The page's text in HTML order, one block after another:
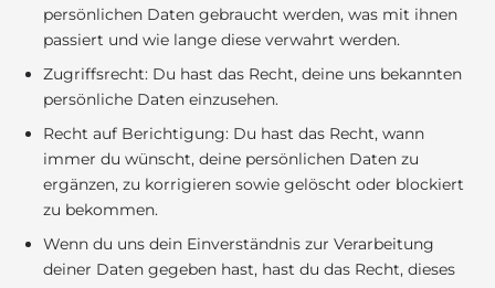
persönlichen Daten gebraucht werden, was mit ihnen
passiert und wie lange diese verwahrt werden.
Zugriffsrecht: Du hast das Recht, deine uns bekannten
persönliche Daten einzusehen.
Recht auf Berichtigung: Du hast das Recht, wann
immer du wünscht, deine persönlichen Daten zu
ergänzen, zu korrigieren sowie gelöscht oder blockiert
zu bekommen.
Wenn du uns dein Einverständnis zur Verarbeitung
deiner Daten gegeben hast, hast du das Recht, dieses